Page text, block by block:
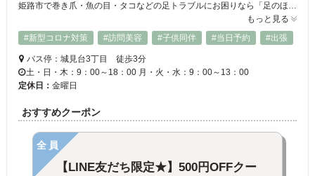
姫路市で巻き爪・魚の目・タコなどの足トラブルにお困りなら「足のほけんしつ mimosa」へ。整形外科看護師歴25年の経験を活かし、痛みの少ないドイツ式フットケアを訪問・自宅サロンでご提供。介護中や外出困難な方も安心です。
もっと見る
#新型コロナ対策
#訪問美容 #子供同伴 #当日予約 #出張
バス停：城見台3丁目 徒歩3分
土・日・木：9：00～18：00 月・火・水：9：00～13：00
定休日： 金曜日
おすすめクーポン
全員
【LINE友だち限定★】500円OFFクー